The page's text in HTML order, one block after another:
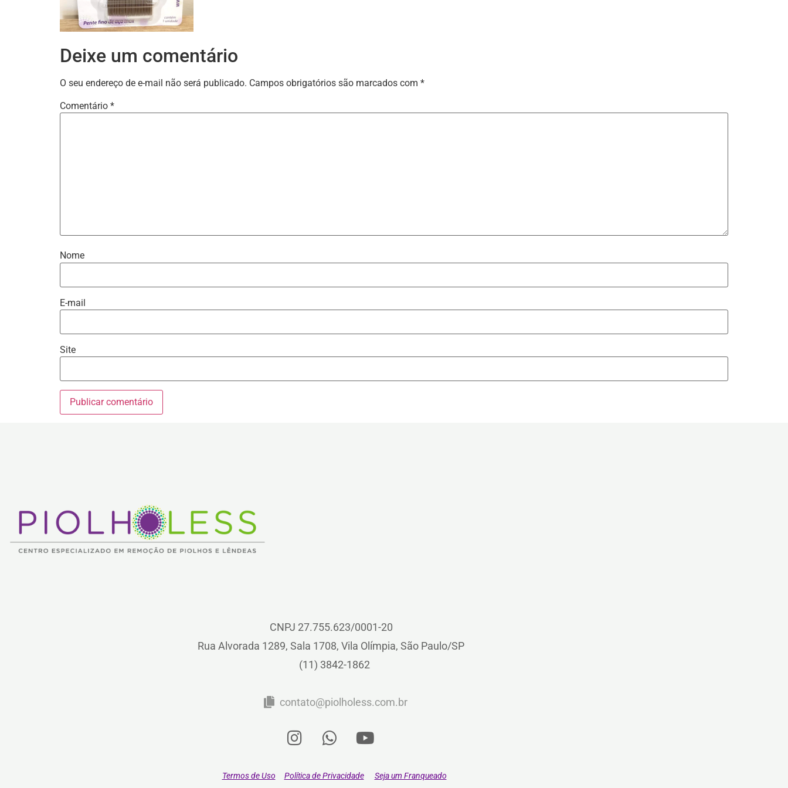
Deixe um comentário
O seu endereço de e-mail não será publicado. Campos obrigatórios são marcados com *
Comentário *
Nome
E-mail
Site
CNPJ 27.755.623/0001-20
Rua Alvorada 1289, Sala 1708, Vila Olímpia, São Paulo/SP
(11) 3842-1862
contato@piolholess.com.br
Termos de Uso Política de Privacidade Seja um Franqueado